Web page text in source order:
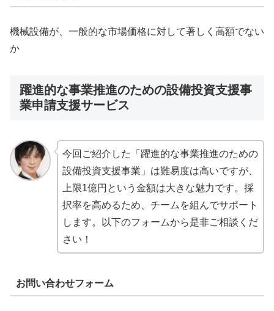
機械設備が、一般的な市場価格に対して著しく高額でない
か
躍進的な事業推進のための設備投資支援事
業申請支援サービス
今回ご紹介した「躍進的な事業推進のための
設備投資支援事業」は難易度は高いですが、
上限1億円という金額は大きな魅力です。採
択率を高めるため、チームを組んでサポート
します。以下のフォームから是非ご相談くだ
さい！
お問い合わせフォーム